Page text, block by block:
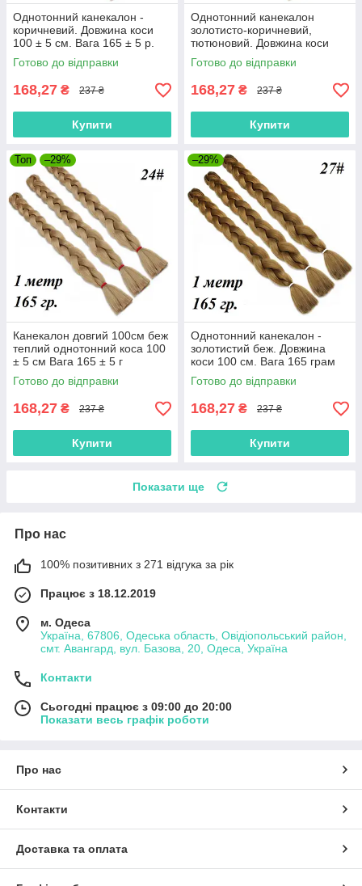
Однотонний канекалон -
коричневий. Довжина коси
100 ± 5 см. Вага 165 ± 5 р.
Термостійкий. 6#100
Готово до відправки
168,27 ₴ 237 ₴
Купити
Однотонний канекалон
золотисто-коричневий,
тютюновий. Довжина коси
100 ± 5 см. Вага 165 ± 5 р.
Термостійкий.
Готово до відправки
168,27 ₴ 237 ₴
Купити
Топ –29%
Канекалон довгий 100см беж
теплий однотонний коса 100
± 5 см Вага 165 ± 5 г
Термостійкий 24#100
Готово до відправки
168,27 ₴ 237 ₴
Купити
–29%
Однотонний канекалон -
золотистий беж. Довжина
коси 100 см. Вага 165 грам
Термостійкий 27#100
Готово до відправки
168,27 ₴ 237 ₴
Купити
Показати ще
Про нас
100% позитивних з 271 відгука за рік
Працює з 18.12.2019
м. Одеса
Україна, 67806, Одеська область, Овідіопольський район,
смт. Авангард, вул. Базова, 20, Одеса, Україна
Контакти
Сьогодні працює з 09:00 до 20:00
Показати весь графік роботи
Про нас
Контакти
Доставка та оплата